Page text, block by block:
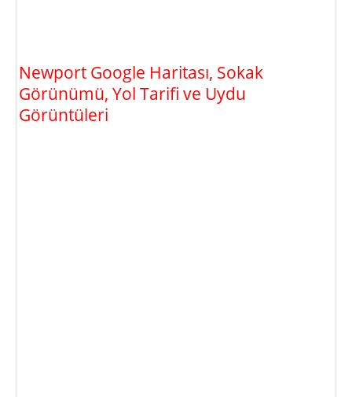
Newport Google Haritası, Sokak
Görünümü, Yol Tarifi ve Uydu
Görüntüleri